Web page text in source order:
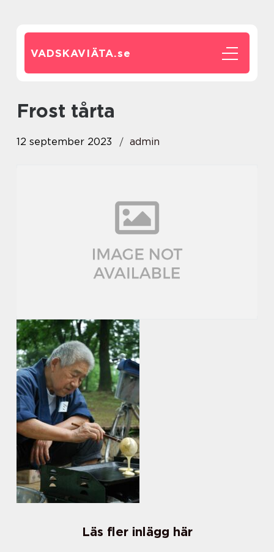
VADSKAVIÄTA.se
frost tårta
12 september 2023 admin
Läs fler inlägg här